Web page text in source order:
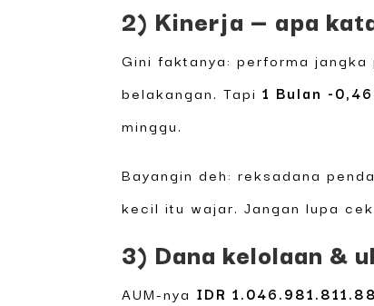
2) Kinerja — apa
Gini faktanya: performa
belakangan. Tapi1 Bulan -
minggu.
Bayangin deh: reksadana
kecil itu wajar. Jangan lupa
3) Dana kelolaan &
AUM-nya IDR